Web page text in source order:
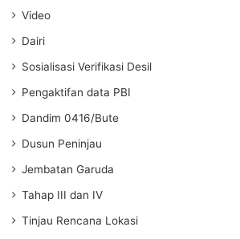
Video
Dairi
Sosialisasi Verifikasi Desil
Pengaktifan data PBI
Dandim 0416/Bute
Dusun Peninjau
Jembatan Garuda
Tahap III dan IV
Tinjau Rencana Lokasi